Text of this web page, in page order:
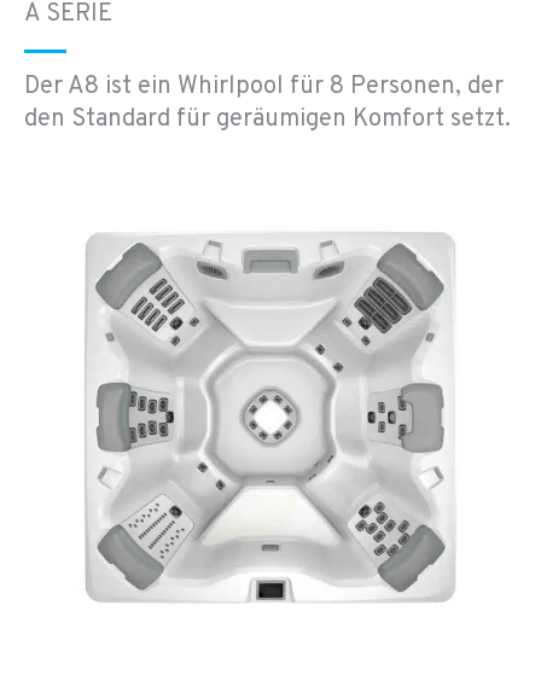
A SERIE
Der A8 ist ein Whirlpool für 8 Personen, der
den Standard für geräumigen Komfort setzt.